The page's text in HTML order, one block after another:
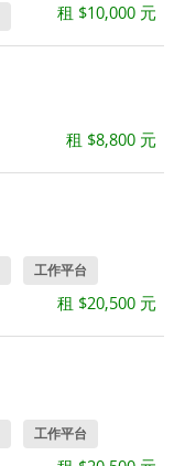
租 $10,000 元
租 $8,800 元
工作平台
租 $20,500 元
工作平台